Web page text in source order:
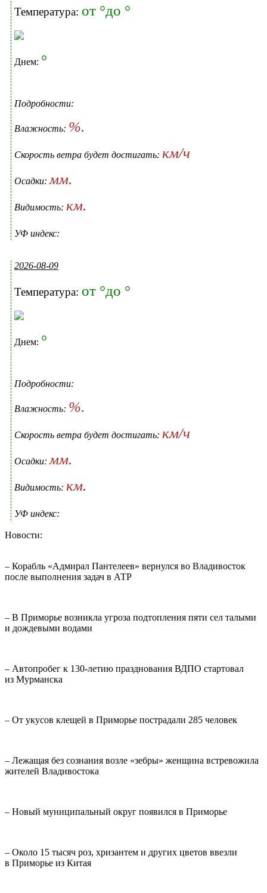
Температура: от °до °
Днем: °
Подробности:
Влажность: %.
Скорость ветра будет достигать: км/ч
Осадки:мм.
Видимость: км.
УФ индекс:
2026-08-09
Температура: от °до °
Днем: °
Подробности:
Влажность: %.
Скорость ветра будет достигать: км/ч
Осадки:мм.
Видимость: км.
УФ индекс:
Новости:
– Корабль «Адмирал Пантелеев» вернулся во Владивосток
после выполнения задач в АТР
– В Приморье возникла угроза подтопления пяти сел талыми
и дождевыми водами
– Автопробег к 130-летию празднования ВДПО стартовал
из Мурманска
– От укусов клещей в Приморье пострадали 285 человек
– Лежащая без сознания возле «зебры» женщина встревожила
жителей Владивостока
– Новый муниципальный округ появился в Приморье
– Около 15 тысяч роз, хризантем и других цветов ввезли
в Приморье из Китая